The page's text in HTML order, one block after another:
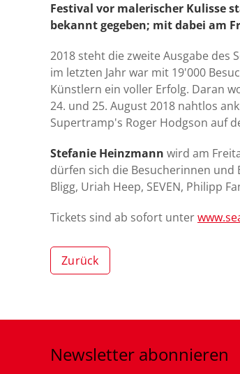
Festival vor malerischer Kulisse
bekannt gegeben; mit dabei am
2018 steht die zweite Ausgabe des
im letzten Jahr war mit 19'000
Künstlern ein voller Erfolg. Daran
24. und 25. August 2018 nahtlos
Supertramp's Roger Hodgson auf
Stefanie Heinzmann wird am
dürfen sich die Besucherinnen und
Bligg, Uriah Heep, SEVEN, Philipp
Tickets sind ab sofort unter
Zurück
Newsletter abonnieren